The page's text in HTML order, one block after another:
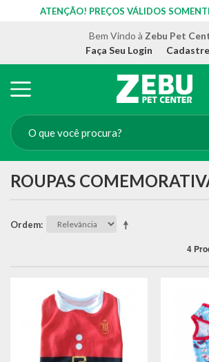
ATENÇÃO! PREÇOS VÁLIDOS
Bem Vindo à Zebu Pet
Faça Seu Login
ROUPAS
Ordem
4